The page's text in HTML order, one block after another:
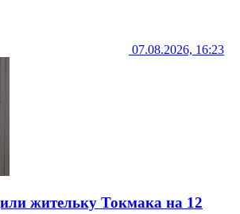
07.08.2026, 16:23
жительку Токмака на 12